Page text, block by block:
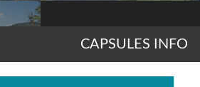
CAPSULES INFO